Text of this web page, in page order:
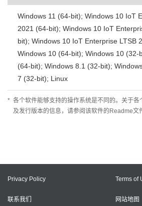
Windows 11 (64-bit); Windows 10 IoT
2021 (64-bit); Windows 10 IoT
bit); Windows 10 IoT Enterprise LTSB
Windows 10 (64-bit); Windows 10 (32-
(64-bit); Windows 8.1 (32-bit);
7 (32-bit); Linux
* 各个软件能够支持的操作系统是不同的。关于
及发行版本的信息，请参阅该软件的Readme文
Privacy Policy Terms of
联系我们 网站地图